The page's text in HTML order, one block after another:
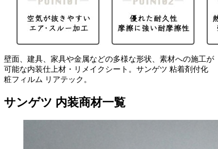
壁面、建具、家具や金属などの多様な形状、素材への施工が
可能な内装仕上材・リメイクシート。サンゲツ 粘着剤付化
粧フィルム リアテック。
サンゲツ 内装商材一覧